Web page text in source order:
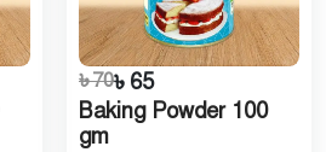
৳ 70৳ 65
Baking Powder 100
gm